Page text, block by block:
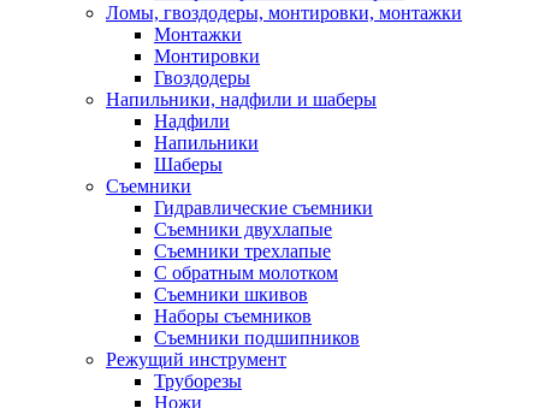
Ломы, гвоздодеры, монтировки, монтажки
Монтажки
Монтировки
Гвоздодеры
Напильники, надфили и шаберы
Надфили
Напильники
Шаберы
Съемники
Гидравлические съемники
Съемники двухлапые
Съемники трехлапые
С обратным молотком
Съемники шкивов
Наборы съемников
Съемники подшипников
Режущий инструмент
Труборезы
Ножи